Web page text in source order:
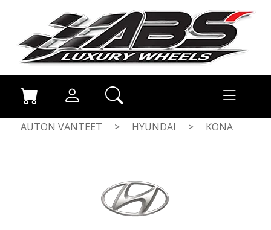
AUTON VANTEET > HYUNDAI > KONA